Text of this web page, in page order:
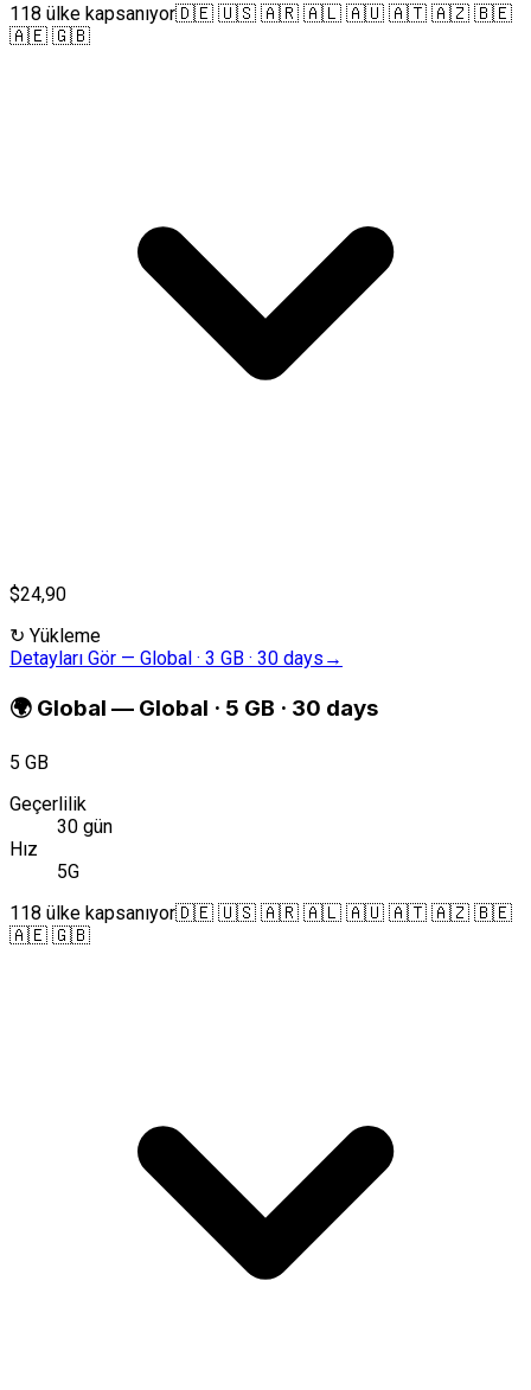
118 ülke kapsanıyor🇩🇪 🇺🇸 🇦🇷 🇦🇱 🇦🇺 🇦🇹 🇦🇿 🇧🇪
🇦🇪 🇬🇧
$24,90
↻ Yükleme
Detayları Gör — Global · 3 GB · 30 days →
🌍 Global — Global · 5 GB · 30 days
5 GB
Geçerlilik
30 gün
Hız
5G
118 ülke kapsanıyor🇩🇪 🇺🇸 🇦🇷 🇦🇱 🇦🇺 🇦🇹 🇦🇿 🇧🇪
🇦🇪 🇬🇧